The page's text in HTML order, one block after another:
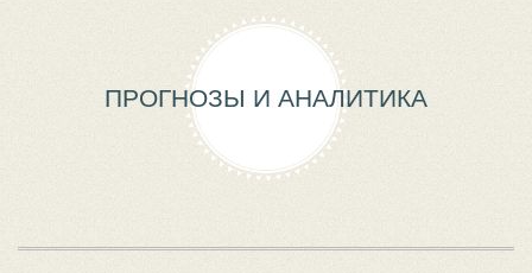
ПРОГНОЗЫ И АНАЛИТИКА